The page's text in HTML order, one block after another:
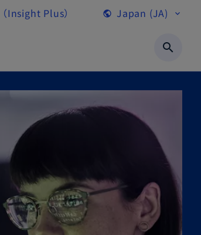
Insight Plus） public Japan (JA) expand_more
search